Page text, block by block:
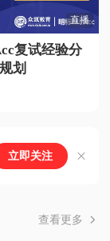
直播
复试经验分
划
立即关注
查看更多